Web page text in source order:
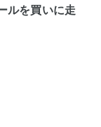
ルを買いに走